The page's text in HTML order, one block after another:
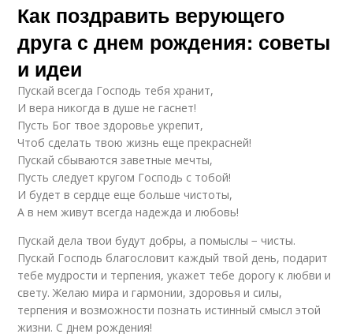
События в
поздравлении
Человек при
составлении
Поздравления с днем
рождения
Качества в
поздравлении
поздравлении
Афоризмы в
поздравлении
Пожелания для
будущего человека
Как поздравить верующего
друга с днем рождения: советы
и идеи
Пускай всегда Господь тебя хранит,
И вера никогда в душе не гаснет!
Пусть Бог твое здоровье укрепит,
Чтоб сделать твою жизнь еще прекрасней!
Пускай сбываются заветные мечты,
Пусть следует кругом Господь с тобой!
И будет в сердце еще больше чистоты,
А в нем живут всегда надежда и любовь!
Пускай дела твои будут добры, а помыслы − чисты.
Пускай Господь благословит каждый твой день, подарит
тебе мудрости и терпения, укажет тебе дорогу к любви и
свету. Желаю мира и гармонии, здоровья и силы,
терпения и возможности познать истинный смысл этой
жизни. С днем рождения!